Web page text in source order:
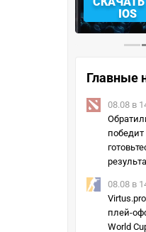
Главные
08.08 в
08.08 в
плей-
World